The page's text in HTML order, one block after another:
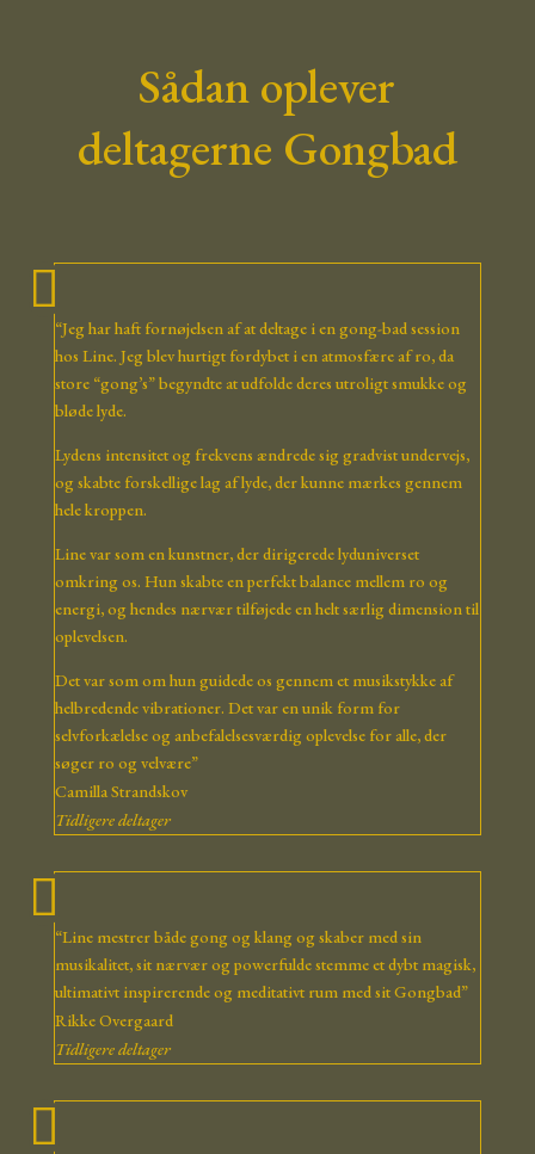
Sådan oplever
deltagerne Gongbad
“Jeg har haft fornøjelsen af at deltage i en gong-bad session
hos Line. Jeg blev hurtigt fordybet i en atmosfære af ro, da
store “gong’s” begyndte at udfolde deres utroligt smukke og
bløde lyde.
Lydens intensitet og frekvens ændrede sig gradvist undervejs,
og skabte forskellige lag af lyde, der kunne mærkes gennem
hele kroppen.
Line var som en kunstner, der dirigerede lyduniverset
omkring os. Hun skabte en perfekt balance mellem ro og
energi, og hendes nærvær tilføjede en helt særlig dimension til
oplevelsen.
Det var som om hun guidede os gennem et musikstykke af
helbredende vibrationer. Det var en unik form for
selvforkælelse og anbefalelsesværdig oplevelse for alle, der
søger ro og velvære”
Camilla Strandskov
Tidligere deltager
“Line mestrer både gong og klang og skaber med sin
musikalitet, sit nærvær og powerfulde stemme et dybt magisk,
ultimativt inspirerende og meditativt rum med sit Gongbad”
Rikke Overgaard
Tidligere deltager